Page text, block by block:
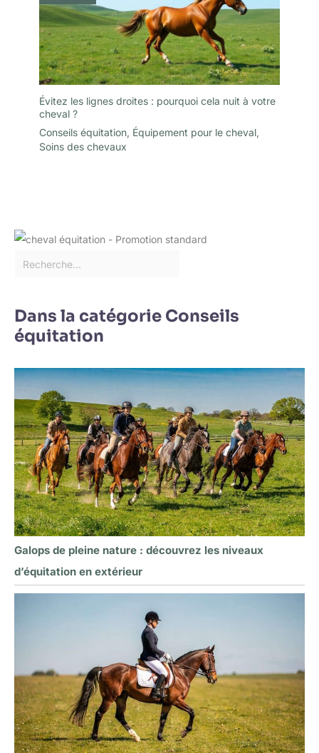
Évitez les lignes droites : pourquoi cela nuit à votre
cheval ?
Conseils équitation, Équipement pour le cheval,
Soins des chevaux
Dans la catégorie Conseils
équitation
Galops de pleine nature : découvrez les niveaux
d’équitation en extérieur